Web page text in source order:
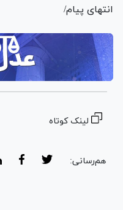
انتهای پیام/
لینک کوتاه
هم‌رسانی: